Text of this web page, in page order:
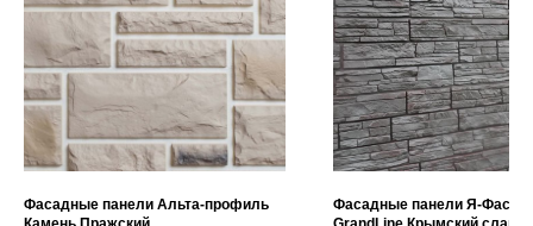
Фасадные панели Альта-профиль
Фасадные панели Я-Фасад